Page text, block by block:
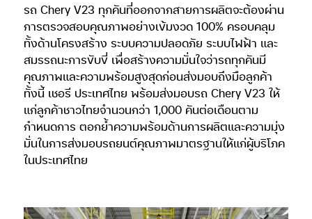
รถ Chery V23 ทุกคันที่ออกจากสายการผลิตจะต้องผ่าน
การตรวจสอบคุณภาพอย่างเข้มงวด 100% ครอบคลุม
ทั้งด้านโครงสร้าง ระบบความปลอดภัย ระบบไฟฟ้า และ
สมรรถนะการขับขี่ เพื่อสร้างความมั่นใจว่ารถทุกคันมี
คุณภาพและความพร้อมสูงสุดก่อนส่งมอบถึงมือลูกค้า
ทั้งนี้ เชอรี ประเทศไทย พร้อมส่งมอบรถ Chery V23 ให้
แก่ลูกค้าชาวไทยจำนวนกว่า 1,000 คันต่อเดือนตาม
กำหนดการ ตอกย้ำความพร้อมด้านการผลิตและความมุ่ง
มั่นในการส่งมอบรถยนต์คุณภาพมาตรฐานให้แก่ผู้บริโภค
ในประเทศไทย